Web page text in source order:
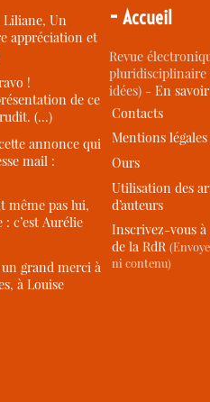
Liliane, Un
appréciation et
!
de ce
(…)
annonce qui
mail :
même pas lui,
c’est Aurélie
grand merci à
à Louise
-Accueil
Revue
idées) -En
Contacts
Mentions légales
Ours
Utilisation des
d’auteurs
Inscrivez-vous
de la RdR
ni contenu)